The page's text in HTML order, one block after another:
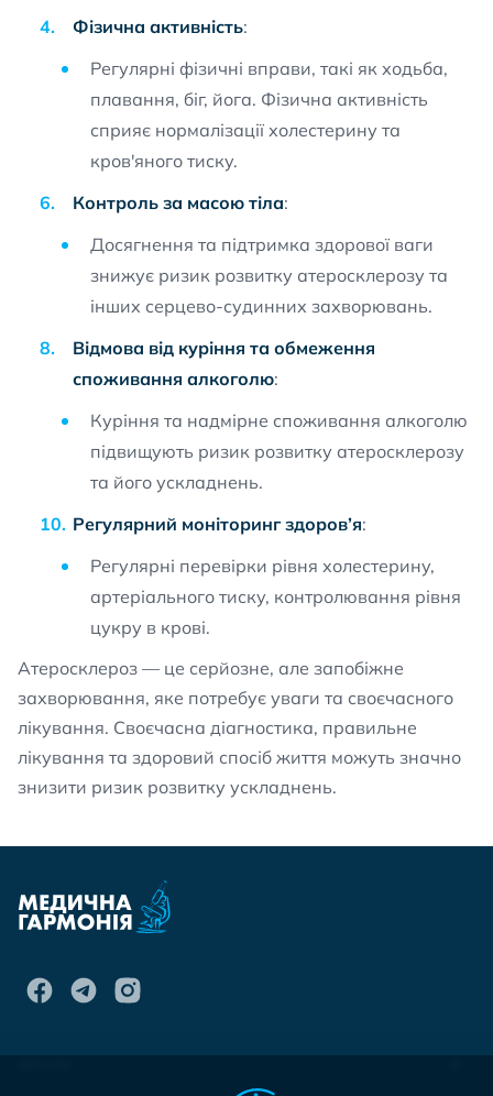
Фізична активність:
Регулярні фізичні вправи, такі як ходьба,
плавання, біг, йога. Фізична активність
сприяє нормалізації холестерину та
кров'яного тиску.
Контроль за масою тіла:
Досягнення та підтримка здорової ваги
знижує ризик розвитку атеросклерозу та
інших серцево-судинних захворювань.
Відмова від куріння та обмеження
споживання алкоголю:
Куріння та надмірне споживання алкоголю
підвищують ризик розвитку атеросклерозу
та його ускладнень.
Регулярний моніторинг здоров’я:
Регулярні перевірки рівня холестерину,
артеріального тиску, контролювання рівня
цукру в крові.
Атеросклероз — це серйозне, але запобіжне
захворювання, яке потребує уваги та своєчасного
лікування. Своєчасна діагностика, правильне
лікування та здоровий спосіб життя можуть значно
знизити ризик розвитку ускладнень.